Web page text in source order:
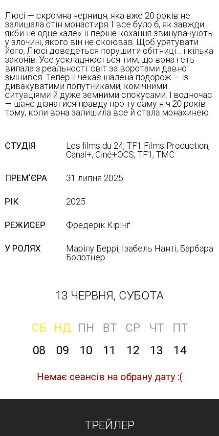
Люсі — скромна черниця, яка вже 20 років не
залишала стін монастиря. І все було б, як завжди…
якби не одне «але»: її перше кохання звинувачують
у злочині, якого він не скоював. Щоб урятувати
його, Люсі доведеться порушити обітниці… і кілька
законів. Усе ускладнюється тим, що вона геть
випала з реальності: світ за воротами давно
змінився. Тепер її чекає шалена подорож — із
дивакуватими попутниками, комічними
ситуаціями й дуже земними спокусами. І водночас
— шанс дізнатися правду про ту саму ніч 20 років
тому, коли вона залишила все й стала монахинею
СТУДІЯ
Les films du 24, TF1 Films Production,
Canal+, Ciné+OCS, TF1, TMC
ПРЕМ'ЄРА 31 липня 2025
РІК 2025
РЕЖИСЕР Фредерік Кірінґ
У РОЛЯХ
Марілу Беррі, Ізабель Нанті, Барбара
Болотнер
13 ЧЕРВНЯ, СУБОТА
СБ НД ПН ВТ СР ЧТ
ПТ
08
09 10 11 12 13 14
Немає сеансів на обрану дату :(
ТРЕЙЛЕР